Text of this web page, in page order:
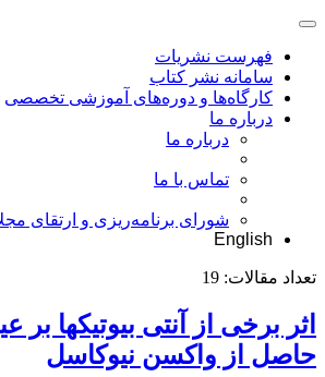
فهرست نشریات
سامانه نشر کتاب
کارگاه‌ها و دوره‌های آموزشی تخصصی
درباره ما
درباره ما
تماس با ما
شورای برنامه‌ریزی و ارتقای
English
تعداد مقالات: 19
حاصل از واکسن نیوکاسل